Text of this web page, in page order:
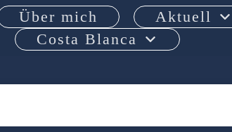
Über mich Aktuell
Costa Blanca